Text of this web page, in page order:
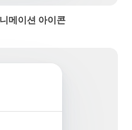
메이션 아이콘